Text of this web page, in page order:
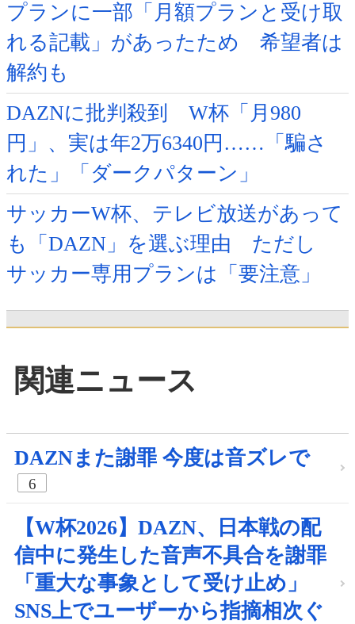
プランに一部「月額プランと受け取
れる記載」があったため 希望者は
解約も
DAZNに批判殺到 W杯「月980
円」、実は年2万6340円……「騙さ
れた」「ダークパターン」
サッカーW杯、テレビ放送があって
も「DAZN」を選ぶ理由 ただし
サッカー専用プランは「要注意」
関連ニュース
DAZNまた謝罪 今度は音ズレで
6
【W杯2026】DAZN、日本戦の配
信中に発生した音声不具合を謝罪
「重大な事象として受け止め」
SNS上でユーザーから指摘相次ぐ